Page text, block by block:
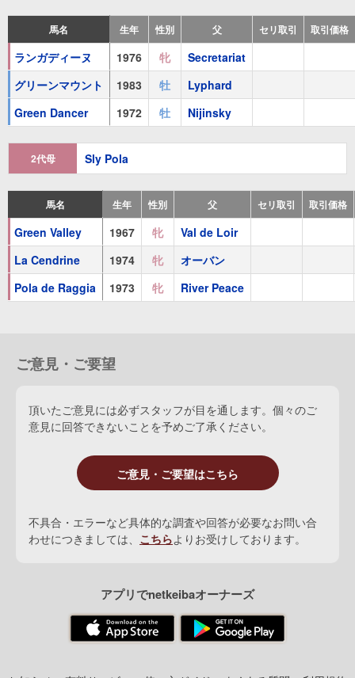
Sir Raleigh (牡1977 鹿毛Sir Ivor)
Northern Valley
(牝1978 鹿毛Northern Dancer
Chunky Monkey (セ 1994 鹿毛Elmaamul
Vallee Dansante (牝1981 鹿毛Lyphard
ダイアモンドバレー Diamond Valley [仏](牝1986 黒鹿毛
Brooklyn's Dance (牝1988 黒鹿毛Shirley Heights)
Quest of Fire (牝 1991 鹿毛 Rainbow Quest)
Krissante
牝1993 鹿毛 Kris )
Green Bend (牝1994 黒鹿毛Riverman
Funsie ( 1999 青毛 Saumarez)
1着：カルヴァドス賞(G3)
：デューハーストS(G1)、ドラール賞(G2)、愛インター
3着 ：サセックスS(G1)、愛チャンピオンS(G1)、セレブレイ
ダライール
Dalayil [愛](牝 1995 鹿毛 Sadler's Wells
グリーンマウント Green Mount [米](牡1983 栗毛
Soviet Lad (牡1985 鹿毛Nureyev)
馬名 生年 性別 父 セリ取引 取引価格
ランガディーヌ 1976 牝
Secretariat
グリーンマウント
1983 牡
Lyphard
Green Dancer
1972 牡 Nijinsky
2代母 Sly Pola
馬名 生年 性別 父 セリ取引 取引価格
Green Valley 1967 牝
Val de Loir
La Cendrine
1974 牝
オーバン
Pola de Raggia
1973 牝 River Peace
ご意見・ご要望
頂いたご意見には必ずスタッフが目を通します。個々のご
意見に回答できないことを予めご了承ください。
ご意見・ご要望はこちら
不具合・エラーなど具体的な調査や回答が必要なお問い合
わせにつきましては、 こちらよりお受けしております。
アプリでnetkeibaオーナーズ